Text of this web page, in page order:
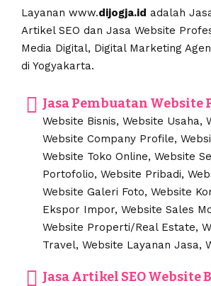
Layanan www.dijogja.id adalah
Artikel SEO dan Jasa Website
Media Digital, Digital Marketing
di Yogyakarta.
Jasa Pembuatan Website
Website Bisnis, Website Usaha,
Website Company Profile,
Website Toko Online, Website
Portofolio, Website Pribadi,
Website Galeri Foto, Website
Ekspor Impor, Website Sales
Website Properti/Real Estate,
Travel, Website Layanan Jasa,
Jasa Artikel SEO Website